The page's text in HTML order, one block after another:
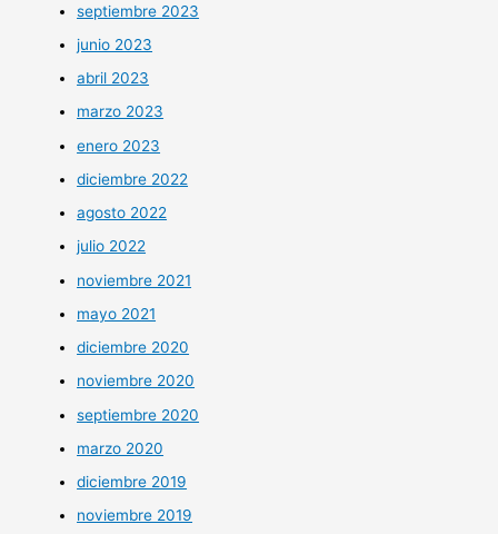
septiembre 2023
junio 2023
abril 2023
marzo 2023
enero 2023
diciembre 2022
agosto 2022
julio 2022
noviembre 2021
mayo 2021
diciembre 2020
noviembre 2020
septiembre 2020
marzo 2020
diciembre 2019
noviembre 2019